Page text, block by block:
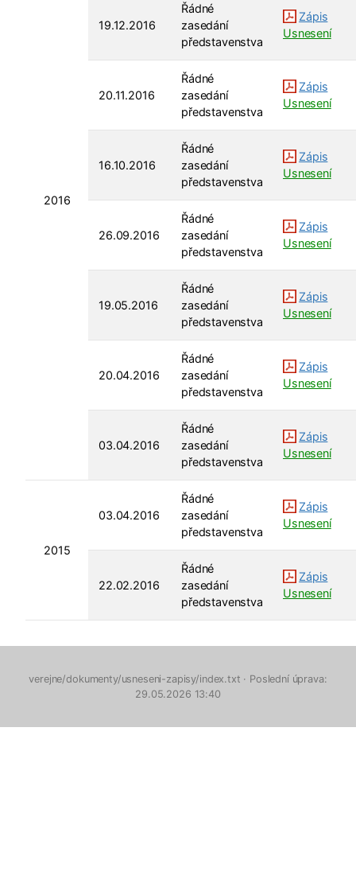
2016
19.12.2016
Řádné
zasedání
představenstva
Zápis
Usnesení
20.11.2016
Řádné
zasedání
představenstva
Zápis
Usnesení
16.10.2016
Řádné
zasedání
představenstva
Zápis
Usnesení
26.09.2016
Řádné
zasedání
představenstva
Zápis
Usnesení
19.05.2016
Řádné
zasedání
představenstva
Zápis
Usnesení
20.04.2016
Řádné
zasedání
představenstva
Zápis
Usnesení
03.04.2016
Řádné
zasedání
představenstva
Zápis
Usnesení
2015
03.04.2016
Řádné
zasedání
představenstva
Zápis
Usnesení
22.02.2016
Řádné
zasedání
představenstva
Zápis
Usnesení
verejne/dokumenty/usneseni-zapisy/index.txt · Poslední úprava:
29.05.2026 13:40